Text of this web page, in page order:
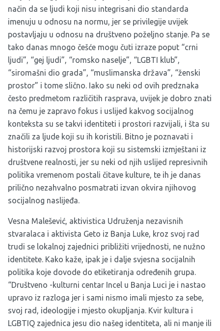
način da se ljudi koji nisu integrisani dio standarda
imenuju u odnosu na normu, jer se privilegije uvijek
postavljaju u odnosu na društveno poželjno stanje. Pa se
tako danas mnogo češće mogu čuti izraze poput “crni
ljudi”, “gej ljudi”, “romsko naselje”, “LGBTI klub”,
“siromašni dio grada”, “muslimanska država”, “ženski
prostor” i tome slično. Iako su neki od ovih predznaka
često predmetom različitih rasprava, uvijek je dobro znati
na čemu je zapravo fokus i uslijed kakvog socijalnog
konteksta su se takvi identiteti i prostori razvijali, i šta su
značili za ljude koji su ih koristili. Bitno je poznavati i
historijski razvoj prostora koji su sistemski izmještani iz
društvene realnosti, jer su neki od njih uslijed represivnih
politika vremenom postali čitave kulture, te ih je danas
prilično nezahvalno posmatrati izvan okvira njihovog
socijalnog naslijeđa.
Vesna Malešević, aktivistica Udruženja nezavisnih
stvaralaca i aktivista Geto iz Banja Luke, kroz svoj rad
trudi se lokalnoj zajednici približiti vrijednosti, ne nužno
identitete. Kako kaže, ipak je i dalje svjesna socijalnih
politika koje dovode do etiketiranja određenih grupa.
“Društveno -kulturni centar Incel u Banja Luci je i nastao
upravo iz razloga jer i sami nismo imali mjesto za sebe,
svoj rad, ideologije i mjesto okupljanja. Kvir kultura i
LGBTIQ zajednica jesu dio našeg identiteta, ali ni manje ili